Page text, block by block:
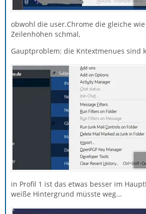
obwohl die user.Chrome die gleiche
Zeilenhöhen schmal,
Gauptproblem: die Kntextmenues sind
in Profil 1 ist das etwas besser im
weiße Hintergrund müsste weg...